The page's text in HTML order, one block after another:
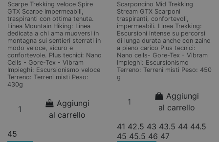
Scarpe Trekking veloce Spire
GTX Scarpe impermeabili,
traspiranti con ottima tenuta.
Linea Mountain Hiking: Linea
dedicata a chi ama muoversi in
montagna sui sentieri sterrati in
modo veloce, sicuro e
confortevole. Plus tecnici: Nano
Cells - Gore-Tex - Vibram
Impieghi: Escursionismo veloce
Terreno: Terreni misti Peso:
430g
Aggiungi
al carrello
45
Scarponcino Mid Trekking
Stream GTX Scarponi
traspiranti, confortevoli,
impermeabili. Linea Trekking:
Escursioni intense su percorsi
di lunga durata anche con zaino
a pieno carico Plus tecnici:
Nano cells- Gore-Tex - Vibram
Impieghi: Escursionismo
Terreno: Terreni misti Peso: 450
g
Aggiungi
al carrello
41 42.5 43 43.5 44 44.5
45 45.5 46 47